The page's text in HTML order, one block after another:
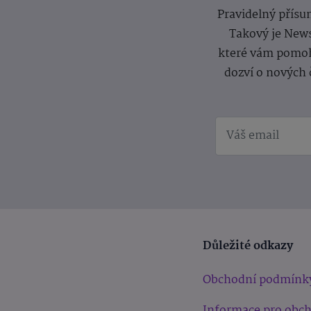
Pravidelný
Takový je
které vám
dozví o
Důležité odkazy
Obchodní